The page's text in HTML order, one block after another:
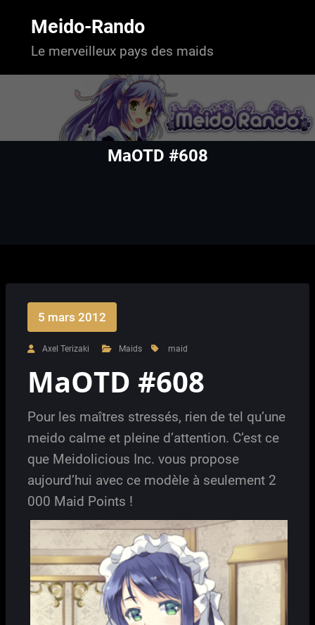
Meido-Rando
Le merveilleux pays des maids
MaOTD #608
5 mars 2012
Axel Terizaki Maids maid
MaOTD #608
Pour les maîtres stressés, rien de tel qu’une
meido calme et pleine d’attention. C’est ce
que Meidolicious Inc. vous propose
aujourd’hui avec ce modèle à seulement 2
000 Maid Points !